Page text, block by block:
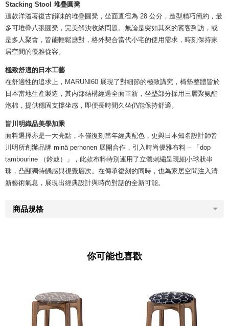
Stacking Stool 堆疊圓凳
這款洋溢著復古韻味的堆疊圓凳，坐面直徑為 28 公分，造型精巧簡約，最
多可堆疊八張圓凳，完美解決收納問題。無論是突如其來的賓客到訪，或
是多人聚會，皆能輕鬆應對，格外契合當代小宅的使用需求，時刻保持家
居空間的優雅從容。
極致舒適的日本工藝
在舒適性的追求上，MARUNI60 展現了對細節的極致講究，椅墊整體皆於
日本當地生產製造，其內部結構經過全面革新，坐墊部分採用三層聚氨酯
泡棉，提供穩固支撐坐感，即便長時間久坐仍能保持舒適。
皆川明織品美學加乘
面料選擇亦是一大亮點，不僅復刻當年經典配色，更與日本知名設計師皆
川明所創辦品牌 minä perhonen 展開合作，引入時尚優雅布料 – 「dop
tambourine （鈴鼓）」，此款布料特別運用了立體刺繡呈現細小球狀串
珠，凸顯獨特觸感與視覺層次。在傳承復刻的同時，也為家居空間注入清
新藝術氣息，展現出經典設計與時尚對話的全新可能。
商品規格
你可能也喜歡